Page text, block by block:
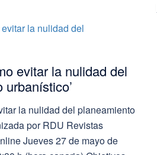
evitar la nulidad del
la nulidad del planeamiento
por RDU Revistas
Jueves 27 de mayo de